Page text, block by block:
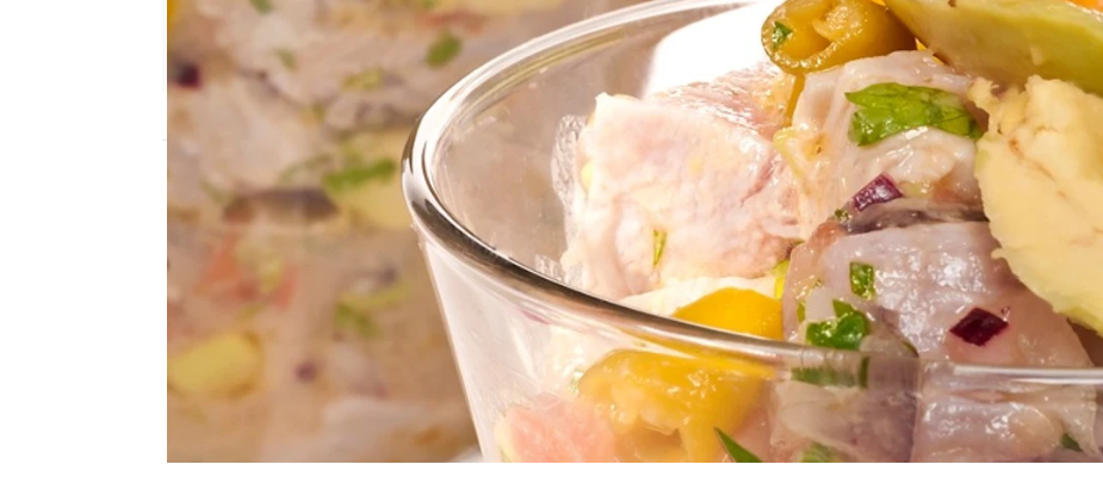
Publicado:28 de septiembre de 2012, 15:25
WhatsappFacebook
X Flipboard
Acompaña a Bruno Oteiza a comprar los ingredientes para
hacer este Ceviche Gachupa
5554b3fc0cf203da151fa832 cocina con bruno recetas Bruno Oteiza